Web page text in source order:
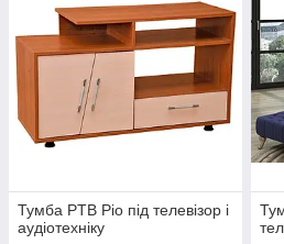
Тумба PTB Ріо під телевізор і
аудіотехніку